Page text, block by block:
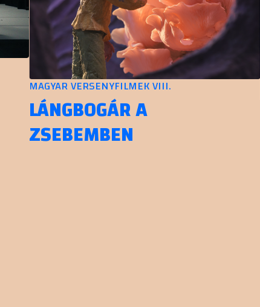
MAGYAR VERSENYFILMEK VIII.
LÁNGBOGÁR A
ZSEBEMBEN